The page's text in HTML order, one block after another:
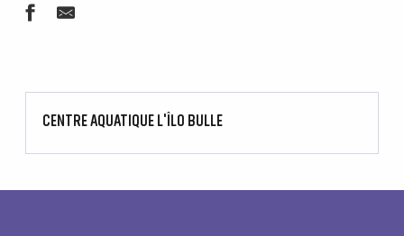
CENTRE AQUATIQUE L'ÎLO BULLE